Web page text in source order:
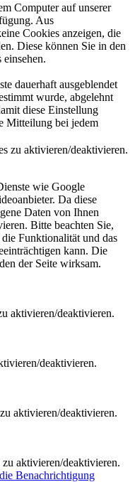
Computer auf unserer
Aus
Cookies anzeigen, die
Diese können Sie in den
dauerhaft ausgeblendet
wurde, abgelehnt
diese Einstellung
Mitteilung bei jedem
zu aktivieren/deaktivieren.
wie Google
Da diese
Daten von Ihnen
Bitte beachten Sie,
Funktionalität und das
kann. Die
der Seite wirksam.
aktivieren/deaktivieren.
deaktivieren.
aktivieren/deaktivieren.
aktivieren/deaktivieren.
Benachrichtigung